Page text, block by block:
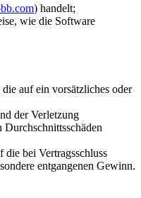
) handelt;
wie die Software
auf ein vorsätzliches oder
der Verletzung
bei Vertragsschluss
entgangenen Gewinn.